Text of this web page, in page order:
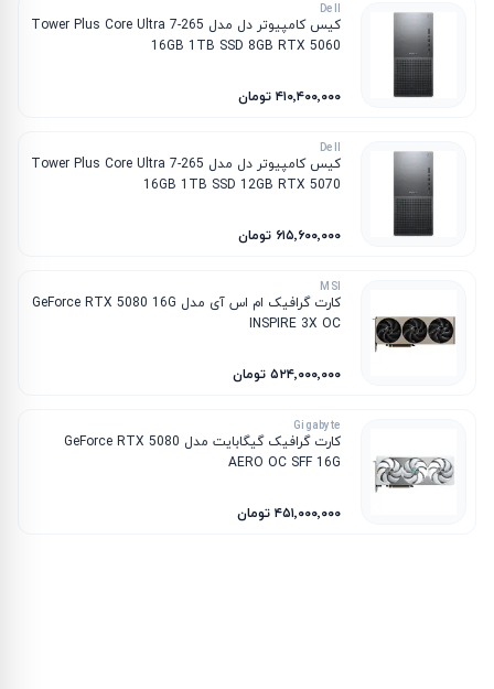
Dell
کیس کامپیوتر دل مدل Tower Plus Core Ultra 7-265
16GB 1TB SSD 8GB RTX 5060
۴۱۰٬۴۰۰٬۰۰۰ تومان
Dell
کیس کامپیوتر دل مدل Tower Plus Core Ultra 7-265
16GB 1TB SSD 12GB RTX 5070
۶۱۵٬۶۰۰٬۰۰۰ تومان
MSI
کارت گرافیک ام‌ اس‌ آی مدل GeForce RTX 5080 16G
INSPIRE 3X OC
۵۲۴٬۰۰۰٬۰۰۰ تومان
Gigabyte
کارت گرافیک گیگابایت مدل GeForce RTX 5080
AERO OC SFF 16G
۴۵۱٬۰۰۰٬۰۰۰ تومان